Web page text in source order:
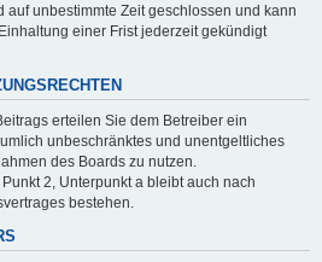
auf unbestimmte Zeit geschlossen und kann
einer Frist jederzeit gekündigt
erteilen Sie dem Betreiber ein
unbeschränktes und unentgeltliches
des Boards zu nutzen.
2, Unterpunkt a bleibt auch nach
bestehen.